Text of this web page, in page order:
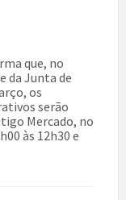
que, no
da Junta de
os
serão
Mercado, no
às 12h30 e